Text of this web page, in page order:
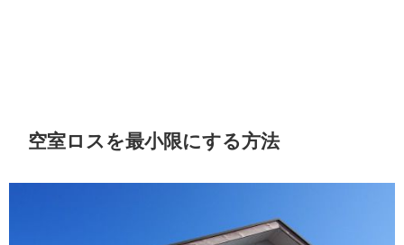
空室ロスを最小限にする方法